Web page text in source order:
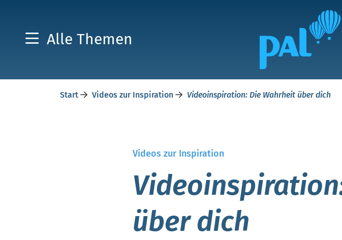
Alle Themen
Start Videos zur Inspiration Videoinspiration: Die Wahrheit über dich
Videos zur Inspiration
über dich